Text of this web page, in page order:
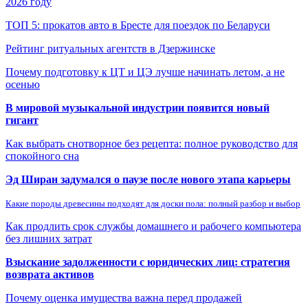
ТОП 5: прокатов авто в Бресте для поездок по Беларуси
Рейтинг ритуальных агентств в Дзержинске
Почему подготовку к ЦТ и ЦЭ лучше начинать летом, а не
осенью
В мировой музыкальной индустрии появится новый
гигант
Как выбрать снотворное без рецепта: полное руководство для
спокойного сна
Эд Ширан задумался о паузе после нового этапа карьеры
Какие породы древесины подходят для доски пола: полный разбор и выбор
Как продлить срок службы домашнего и рабочего компьютера
без лишних затрат
Взыскание задолженности с юридических лиц: стратегия
возврата активов
Почему оценка имущества важна перед продажей